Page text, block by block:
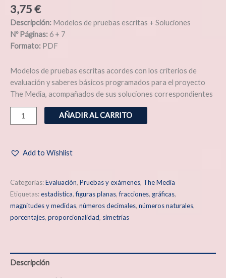
3,75€
Descripción: Modelos de pruebas escritas + Soluciones
Nº Páginas:6 + 7
Formato: PDF
Modelos de pruebas escritas acordes con los criterios de
evaluación y saberes básicos programados para el proyecto
The Media, acompañados de sus soluciones correspondientes
AÑADIR AL CARRITO
Add to Wishlist
Categorías:Evaluación, Pruebas y exámenes, The Media
Etiquetas:estadística,figuras planas,fracciones, gráficas,
magnitudes y medidas, números decimales, números naturales,
porcentajes, proporcionalidad, simetrías
Descripción